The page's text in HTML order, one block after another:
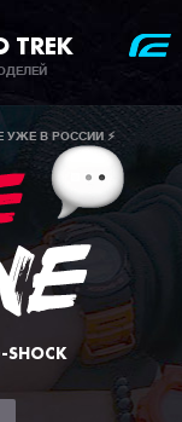
TREK
УЖЕ В РОССИИ ⚡